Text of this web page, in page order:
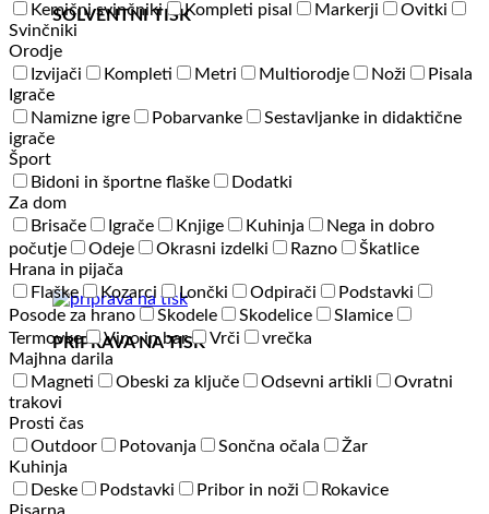
SOLVENTNI TISK
PRIPRAVA NA TISK
Kemični svinčniki
Kompleti pisal Markerji
Ovitki
Svinčniki
Orodje
Izvijači
Kompleti Metri Multiorodje Noži
Pisala
Igrače
Namizne igre
Pobarvanke
Sestavljanke in didaktične
igrače
Šport
Bidoni in športne flaške
Dodatki
Za dom
Brisače
Igrače Knjige Kuhinja
Nega in dobro
počutje
Odeje Okrasni izdelki Razno
Škatlice
Hrana in pijača
Flaške
Kozarci Lončki Odpirači
Podstavki
Posode za hrano
Skodele Skodelice
Slamice
Termovke
Vino in bar Vrči
vrečka
Majhna darila
Magneti
Obeski za ključe Odsevni artikli
Ovratni
trakovi
Prosti čas
Outdoor
Potovanja Sončna očala
Žar
Kuhinja
Deske
Podstavki Pribor in noži
Rokavice